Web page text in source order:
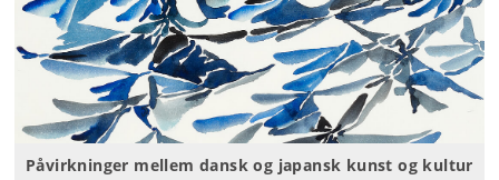
Påvirkninger mellem dansk og japansk kunst og kultur